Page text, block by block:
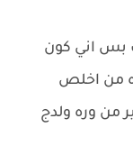
بس اني كون
من اخلص
من وره ولدج